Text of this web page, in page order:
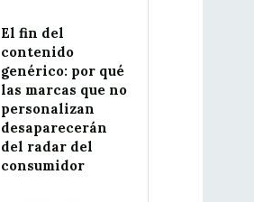
El fin del
contenido
genérico: por qué
las marcas que no
personalizan
desaparecerán
del radar del
consumidor